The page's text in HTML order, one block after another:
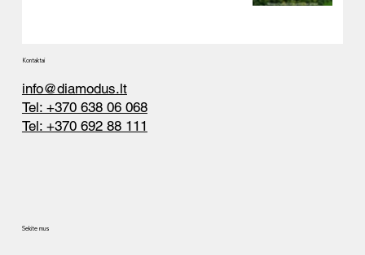
Sekite mus
Kontaktai
info@diamodus.lt
Tel: +370 638 06 068
Tel: +370 692 88 111